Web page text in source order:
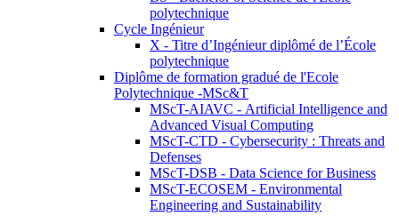
polytechnique
Cycle Ingénieur
X - Titre d’Ingénieur diplômé de l’École
polytechnique
Diplôme de formation gradué de l'Ecole
Polytechnique -MSc&T
MScT-AIAVC - Artificial Intelligence and
Advanced Visual Computing
MScT-CTD - Cybersecurity : Threats and
Defenses
MScT-DSB - Data Science for Business
MScT-ECOSEM - Environmental
Engineering and Sustainability